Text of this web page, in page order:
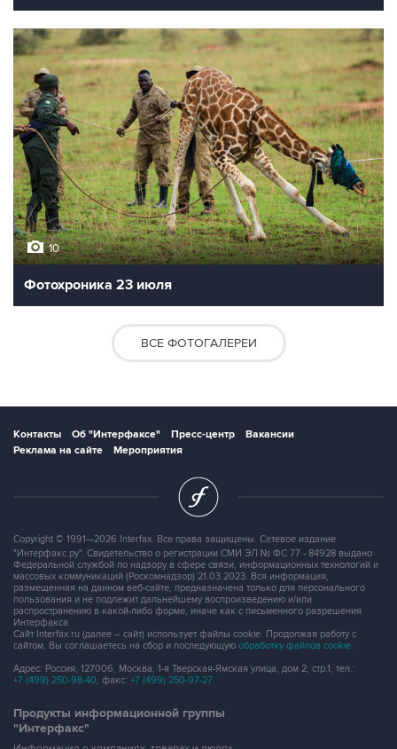
10
Фотохроника 23 июля
ВСЕ ФОТОГАЛЕРЕИ
Контакты Об "Интерфаксе" Пресс-центр
Вакансии
Реклама на сайте
Мероприятия
Copyright © 1991—2026 Interfax. Все права защищены. Сетевое издание
"Интерфакс.ру". Свидетельство о регистрации СМИ ЭЛ № ФС 77 - 84928 выдано
Федеральной службой по надзору в сфере связи, информационных технологий и
массовых коммуникаций (Роскомнадзор) 21.03.2023. Вся информация,
размещенная на данном веб-сайте, предназначена только для персонального
пользования и не подлежит дальнейшему воспроизведению и/или
распространению в какой-либо форме, иначе как с письменного разрешения
Интерфакса.
Сайт Interfax.ru (далее – сайт) использует файлы cookie. Продолжая работу с
сайтом, Вы соглашаетесь на сбор и последующую обработку файлов cookie.
Адрес: Россия, 127006, Москва, 1-я Тверская-Ямская улица, дом 2, стр.1, тел.:
+7 (499) 250-98-40, факс: +7 (499) 250-97-27
Продукты информационной группы
"Интерфакс"